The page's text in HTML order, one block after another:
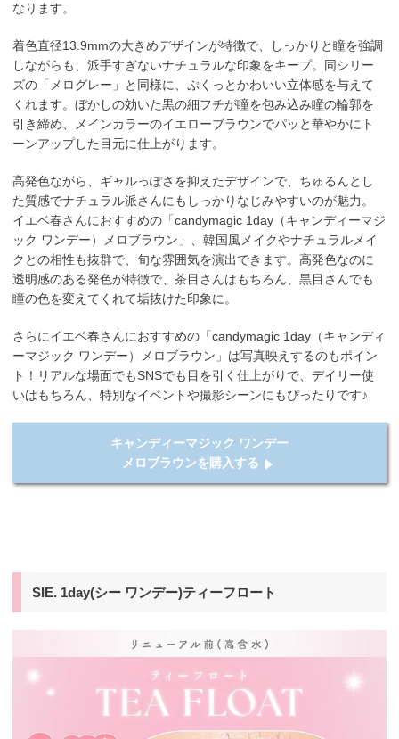
なります。
着色直径13.9mmの大きめデザインが特徴で、しっかりと瞳を強調
しながらも、派手すぎないナチュラルな印象をキープ。同シリー
ズの「メログレー」と同様に、ぷくっとかわいい立体感を与えて
くれます。ぼかしの効いた黒の細フチが瞳を包み込み瞳の輪郭を
引き締め、メインカラーのイエローブラウンでパッと華やかにト
ーンアップした目元に仕上がります。
高発色ながら、ギャルっぽさを抑えたデザインで、ちゅるんとし
た質感でナチュラル派さんにもしっかりなじみやすいのが魅力。
イエベ春さんにおすすめの「candymagic 1day（キャンディーマジ
ック ワンデー）メロブラウン」、韓国風メイクやナチュラルメイ
クとの相性も抜群で、旬な雰囲気を演出できます。高発色なのに
透明感のある発色が特徴で、茶目さんはもちろん、黒目さんでも
瞳の色を変えてくれて垢抜けた印象に。
さらにイエベ春さんにおすすめの「candymagic 1day（キャンディ
ーマジック ワンデー）メロブラウン」は写真映えするのもポイン
ト！リアルな場面でもSNSでも目を引く仕上がりで、デイリー使
いはもちろん、特別なイベントや撮影シーンにもぴったりです♪
キャンディーマジック ワンデー
メロブラウンを購入する
SIE. 1day(シー ワンデー)ティーフロート